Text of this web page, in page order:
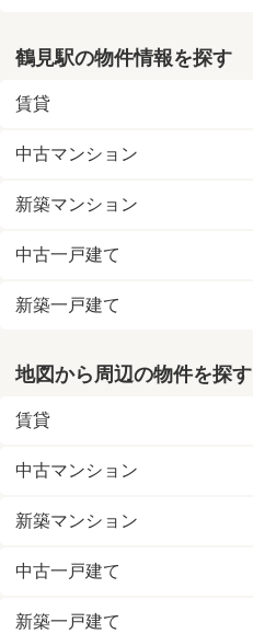
鶴見駅の物件情報を探す
賃貸
中古マンション
新築マンション
中古一戸建て
新築一戸建て
地図から周辺の物件を探す
賃貸
中古マンション
新築マンション
中古一戸建て
新築一戸建て